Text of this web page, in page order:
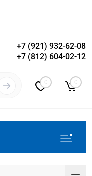
Вход Регистрация
+7 (921) 932-62-08
+7 (812) 604-02-12
0 0